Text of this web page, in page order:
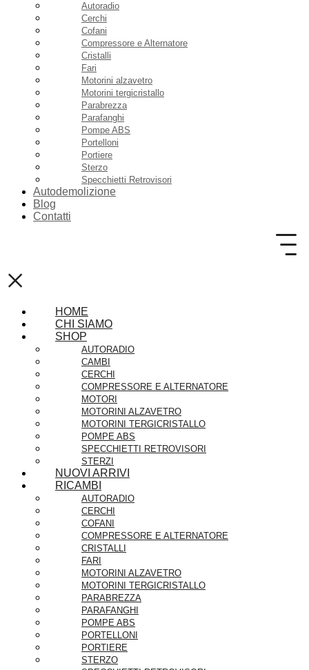
Autoradio
Cerchi
Cofani
Compressore e Alternatore
Cristalli
Fari
Motorini alzavetro
Motorini tergicristallo
Parabrezza
Parafanghi
Pompe ABS
Portelloni
Portiere
Sterzo
Specchietti Retrovisori
Autodemolizione
Blog
Contatti
×
HOME
CHI SIAMO
SHOP
AUTORADIO
CAMBI
CERCHI
COMPRESSORE E ALTERNATORE
MOTORI
MOTORINI ALZAVETRO
MOTORINI TERGICRISTALLO
POMPE ABS
SPECCHIETTI RETROVISORI
STERZI
NUOVI ARRIVI
RICAMBI
AUTORADIO
CERCHI
COFANI
COMPRESSORE E ALTERNATORE
CRISTALLI
FARI
MOTORINI ALZAVETRO
MOTORINI TERGICRISTALLO
PARABREZZA
PARAFANGHI
POMPE ABS
PORTELLONI
PORTIERE
STERZO